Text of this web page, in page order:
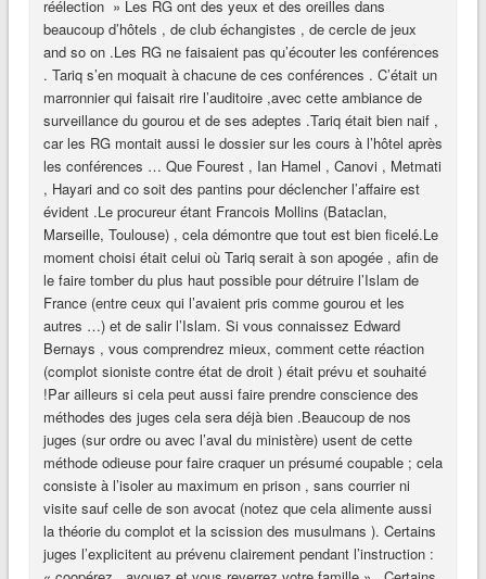
réélection » Les RG ont des yeux et des oreilles dans
beaucoup d’hôtels , de club échangistes , de cercle de jeux
and so on .Les RG ne faisaient pas qu’écouter les conférences
. Tariq s’en moquait à chacune de ces conférences . C’était un
marronnier qui faisait rire l’auditoire ,avec cette ambiance de
surveillance du gourou et de ses adeptes .Tariq était bien naif ,
car les RG montait aussi le dossier sur les cours à l’hôtel après
les conférences … Que Fourest , Ian Hamel , Canovi , Metmati
, Hayari and co soit des pantins pour déclencher l’affaire est
évident .Le procureur étant Francois Mollins (Bataclan,
Marseille, Toulouse) , cela démontre que tout est bien ficelé.Le
moment choisi était celui où Tariq serait à son apogée , afin de
le faire tomber du plus haut possible pour détruire l’Islam de
France (entre ceux qui l’avaient pris comme gourou et les
autres …) et de salir l’Islam. Si vous connaissez Edward
Bernays , vous comprendrez mieux, comment cette réaction
(complot sioniste contre état de droit ) était prévu et souhaité
!Par ailleurs si cela peut aussi faire prendre conscience des
méthodes des juges cela sera déjà bien .Beaucoup de nos
juges (sur ordre ou avec l’aval du ministère) usent de cette
méthode odieuse pour faire craquer un présumé coupable ; cela
consiste à l’isoler au maximum en prison , sans courrier ni
visite sauf celle de son avocat (notez que cela alimente aussi
la théorie du complot et la scission des musulmans ). Certains
juges l’explicitent au prévenu clairement pendant l’instruction :